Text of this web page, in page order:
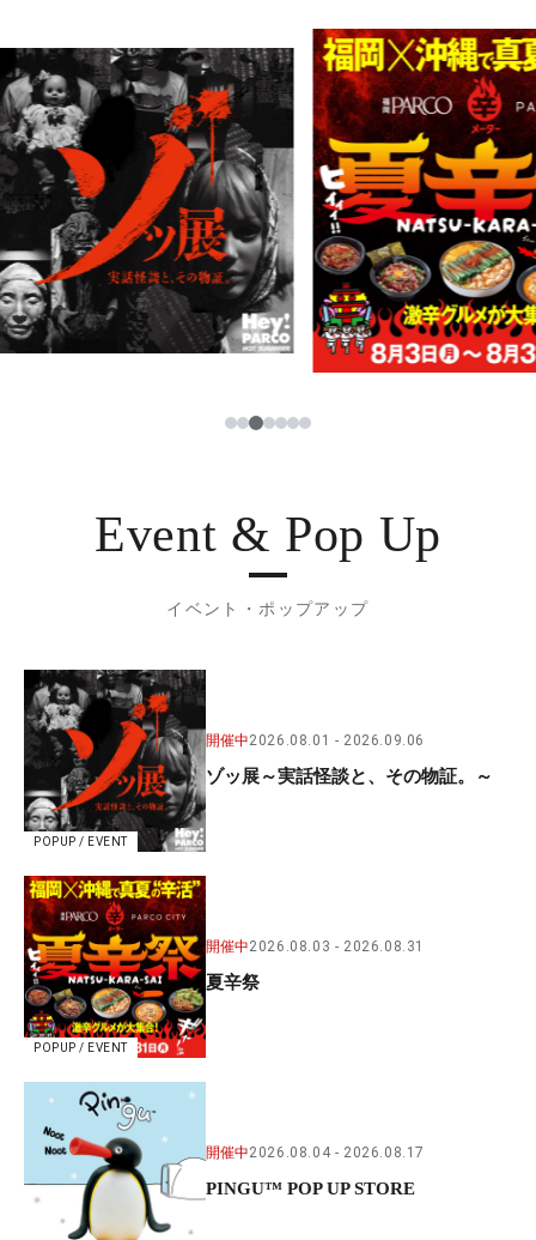
PARCOメンバーズ
JP
123456
Event & Pop Up
イベント・ポップアップ
POPUP / EVENT
開催中2026.08.01 2026.09.06
ゾッ展～実話怪談と、その物証。～
POPUP / EVENT
開催中2026.08.03 2026.08.31
夏辛祭
開催中2026.08.04 2026.08.17
PINGU™ POP UP STORE